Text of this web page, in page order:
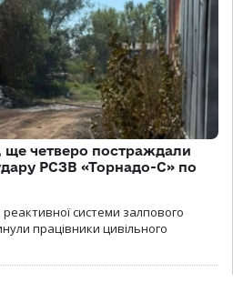
четверо постраждали
РСЗВ «Торнадо-С» по
системи залпового
працівники цивільного